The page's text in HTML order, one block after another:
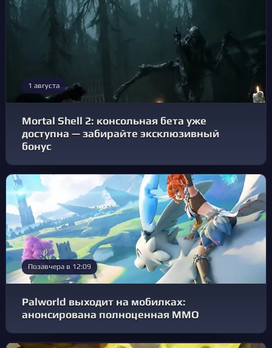
1 августа
Mortal Shell 2: консольная бета уже
доступна — забирайте эксклюзивный
бонус
Позавчера в 12:09
Palworld выходит на мобилках:
анонсирована полноценная MMO